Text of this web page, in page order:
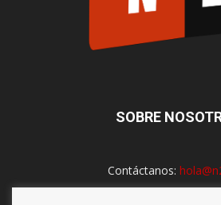
SOBRE
Contáctanos: